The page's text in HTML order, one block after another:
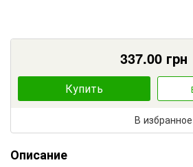
337.00 грн
Купить
В избранное
Описание